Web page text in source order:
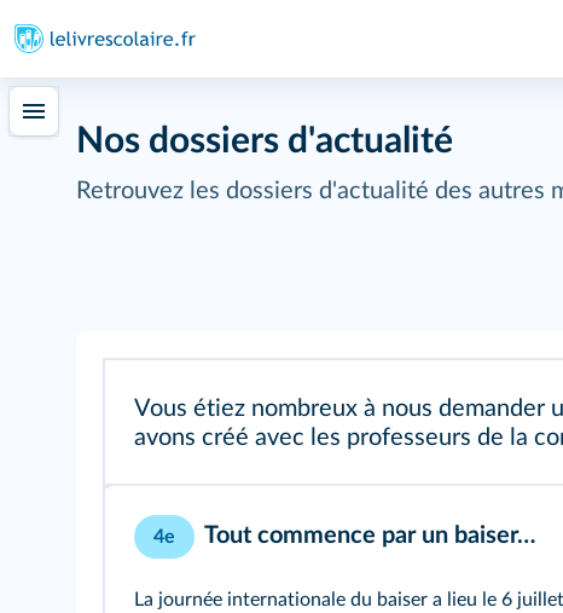
Nos dossiers d'actualité
Retrouvez les dossiers d'actualité des autres
Vous étiez nombreux à nous demander
avons créé avec les professeurs de la
4e Tout commence par un baiser…
La journée internationale du baiser a lieu le 6